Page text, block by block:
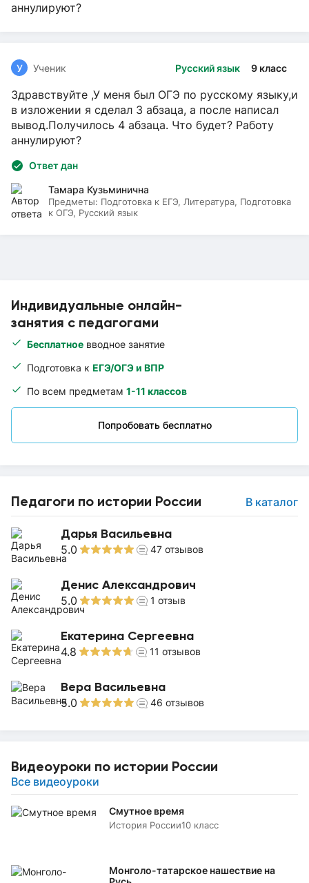
Индивидуальные онлайн-
занятия с педагогами
Бесплатное вводное занятие
Подготовка к ЕГЭ/ОГЭ и ВПР
По всем предметам 1-11 классов
Попробовать бесплатно
Педагоги по истории России В каталог
Дарья Васильевна
5.0 47 отзывов
Денис Александрович
5.0 1 отзыв
Екатерина Сергеевна
4.8 11 отзывов
Вера Васильевна
5.0 46 отзывов
Видеоуроки по истории России
Все видеоуроки
Смутное время
История России10 класс
Монголо-татарское нашествие на
аннулируют?
Русский язык 9 класс
У Ученик
Здравствуйте ,У меня был ОГЭ по русскому языку,и
в изложении я сделал 3 абзаца, а после написал
вывод.Получилось 4 абзаца. Что будет? Работу
аннулируют?
Ответ дан
Тамара Кузьминична
Предметы: Подготовка к ЕГЭ, Литература, Подготовка
к ОГЭ, Русский язык